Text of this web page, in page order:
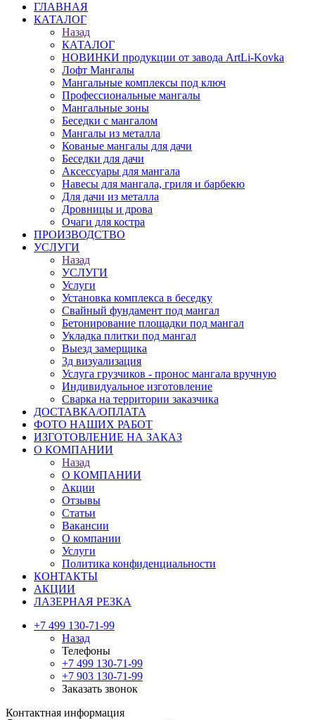
ГЛАВНАЯ
КАТАЛОГ
Назад
КАТАЛОГ
НОВИНКИ продукции от завода ArtLi-Kovka
Лофт Мангалы
Мангальные комплексы под ключ
Профессиональные мангалы
Мангальные зоны
Беседки с мангалом
Мангалы из металла
Кованые мангалы для дачи
Беседки для дачи
Аксессуары для мангала
Навесы для мангала, гриля и барбекю
Для дачи из металла
Дровницы и дрова
Очаги для костра
ПРОИЗВОДСТВО
УСЛУГИ
Назад
УСЛУГИ
Услуги
Установка комплекса в беседку
Свайный фундамент под мангал
Бетонирование площадки под мангал
Укладка плитки под мангал
Выезд замерщика
3д визуализация
Услуга грузчиков - пронос мангала вручную
Индивидуальное изготовление
Сварка на территории заказчика
ДОСТАВКА/ОПЛАТА
ФОТО НАШИХ РАБОТ
ИЗГОТОВЛЕНИЕ НА ЗАКАЗ
О КОМПАНИИ
Назад
О КОМПАНИИ
Акции
Отзывы
Статьи
Вакансии
О компании
Услуги
Политика конфиденциальности
КОНТАКТЫ
АКЦИИ
ЛАЗЕРНАЯ РЕЗКА
+7 499 130-71-99
Назад
Телефоны
+7 499 130-71-99
+7 903 130-71-99
Заказать звонок
Контактная информация